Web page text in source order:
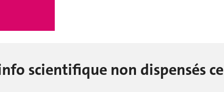
scientifique non dispensés ce